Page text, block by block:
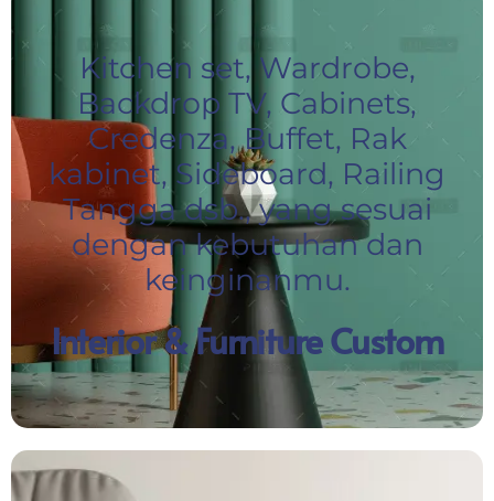
Kitchen set, Wardrobe,
Backdrop TV, Cabinets,
Credenza, Buffet, Rak
kabinet, Sideboard, Railing
Tangga dsb., yang sesuai
dengan kebutuhan dan
keinginanmu.
Interior & Furniture Custom